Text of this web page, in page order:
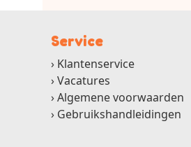
Service
Klantenservice
Vacatures
Algemene voorwaarden
Gebruikshandleidingen